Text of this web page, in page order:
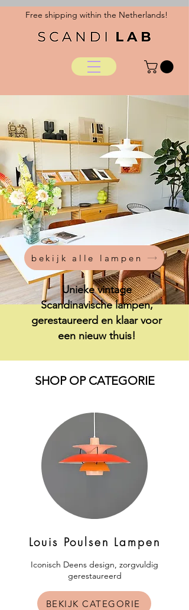
Free shipping within the Netherlands!
bekijk alle lampen
Unieke vintage
Scandinavische lampen,
gerestaureerd en klaar voor
een nieuw thuis!
SHOP OP CATEGORIE
Louis Poulsen Lampen
​Iconisch Deens design, zorgvuldig
gerestaureerd
BEKIJK CATEGORIE